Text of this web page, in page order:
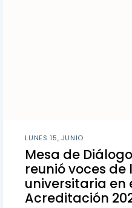
LUNES 15, JUNIO
Mesa de
reunió voces
universitaria en
Acreditación